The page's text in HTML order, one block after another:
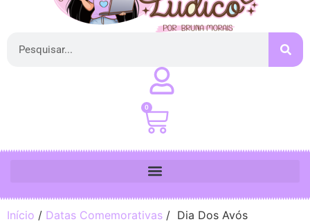
0
Início / Datas Comemorativas / Dia Dos Avós